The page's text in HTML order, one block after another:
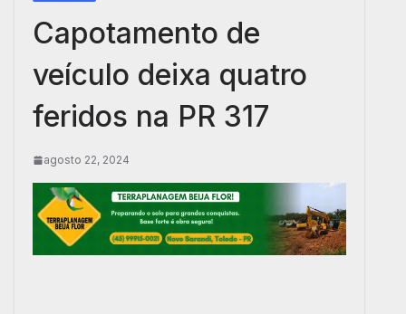
Capotamento de
veículo deixa quatro
feridos na PR 317
agosto 22, 2024